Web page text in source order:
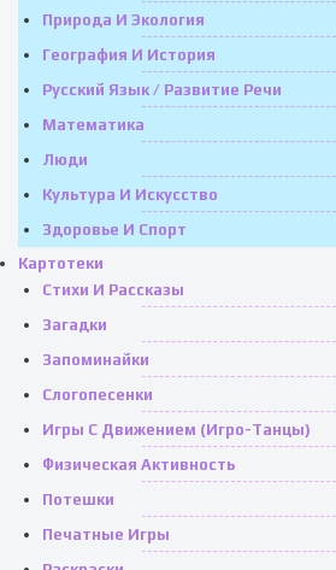
Природа И Экология
География И История
Русский Язык / Развитие Речи
Математика
Люди
Культура И Искусство
Здоровье И Спорт
Картотеки
Стихи И Рассказы
Загадки
Запоминайки
Слогопесенки
Игры С Движением (игро-Танцы)
Физическая Активность
Потешки
Печатные Игры